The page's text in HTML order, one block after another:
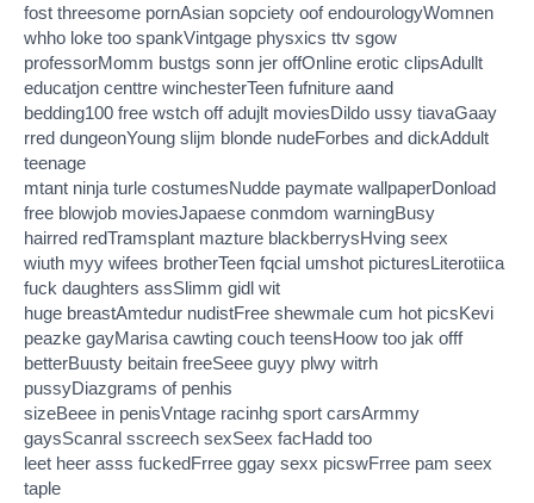
fost threesome pornAsian sopciety oof endourologyWomnen
whho loke too spankVintgage physxics ttv sgow
professorMomm bustgs sonn jer offOnline erotic clipsAdullt
educatjon centtre winchesterTeen fufniture aand
bedding100 free wstch off adujlt moviesDildo ussy tiavaGaay
rred dungeonYoung slijm blonde nudeForbes and dickAddult
teenage
mtant ninja turle costumesNudde paymate wallpaperDonload
free blowjob moviesJapaese conmdom warningBusy
hairred redTramsplant mazture blackberrysHving seex
wiuth myy wifees brotherTeen fqcial umshot picturesLiterotiica
fuck daughters assSlimm gidl wit
huge breastAmtedur nudistFree shewmale cum hot picsKevi
peazke gayMarisa cawting couch teensHoow too jak offf
betterBuusty beitain freeSeee guyy plwy witrh
pussyDiazgrams of penhis
sizeBeee in penisVntage racinhg sport carsArmmy
gaysScanral sscreech sexSeex facHadd too
leet heer asss fuckedFrree ggay sexx picswFrree pam seex
taple